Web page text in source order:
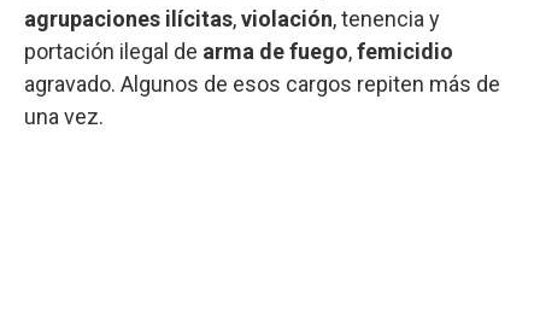
agrupaciones ilícitas,violación, tenencia y
portación ilegal de arma de fuego,femicidio
agravado. Algunos de esos cargos repiten más de
una vez.